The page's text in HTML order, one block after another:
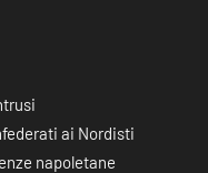
ai Nordisti
napoletane